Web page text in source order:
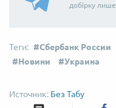
добірку
Сбербанк России
Новини
Украина
Без Табу